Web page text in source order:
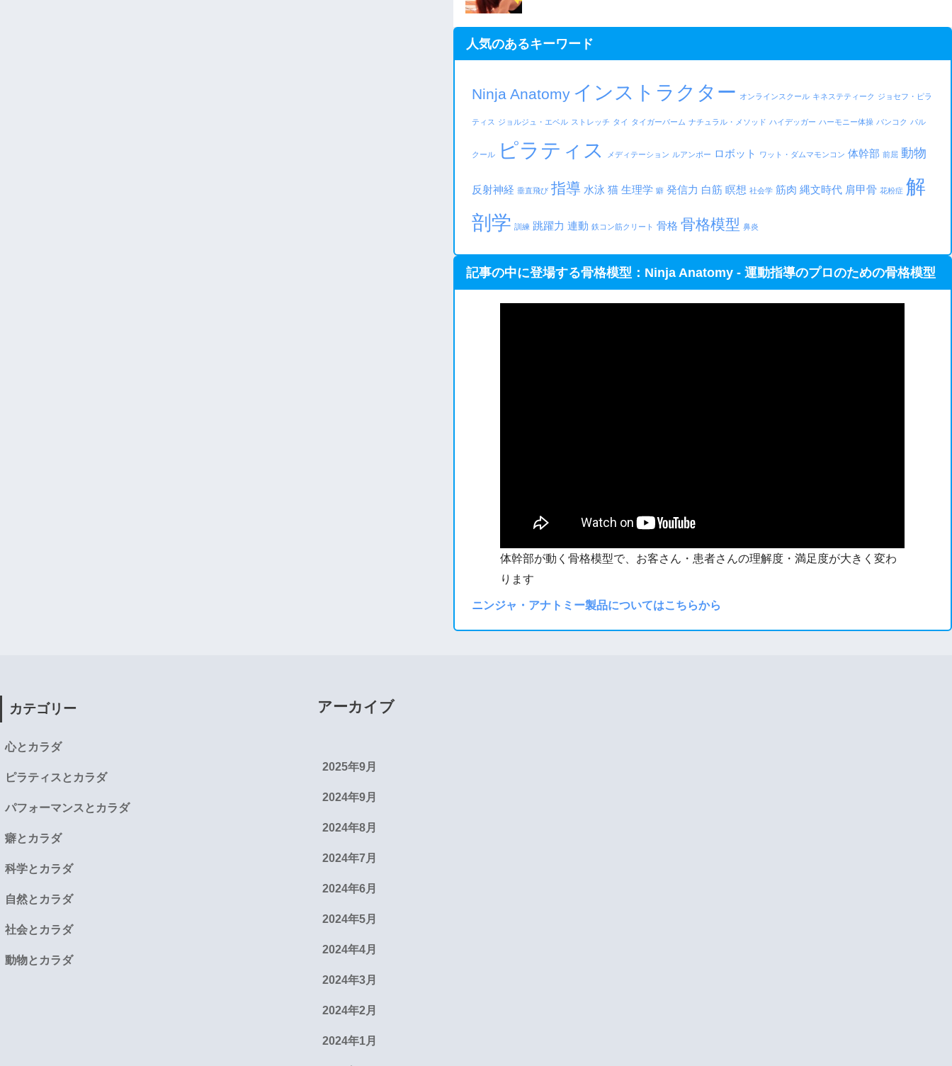
人気のあるキーワード
Ninja Anatomy インストラクター オンラインスクール キネステティーク ジョセフ・ピラ
ティス ジョルジュ・エベル ストレッチ タイ タイガーバーム ナチュラル・メソッド ハイデッガー ハーモニー体操 バンコク パル
クール ピラティス メディテーション ルアンポー ロボット ワット・ダムマモンコン 体幹部 前屈 動物
反射神経 垂直飛び 指導 水泳 猫 生理学 癖 発信力 白筋 瞑想 社会学 筋肉 縄文時代 肩甲骨 花粉症 解
剖学 訓練 跳躍力 連動 鉄コン筋クリート 骨格 骨格模型 鼻炎
記事の中に登場する骨格模型：Ninja Anatomy - 運動指導のプロのための骨格模型
体幹部が動く骨格模型で、お客さん・患者さんの理解度・満足度が大きく変わ
ります
ニンジャ・アナトミー製品についてはこちらから
カテゴリー
心とカラダ
ピラティスとカラダ
パフォーマンスとカラダ
癖とカラダ
科学とカラダ
自然とカラダ
社会とカラダ
動物とカラダ
アーカイブ
2025年9月
2024年9月
2024年8月
2024年7月
2024年6月
2024年5月
2024年4月
2024年3月
2024年2月
2024年1月